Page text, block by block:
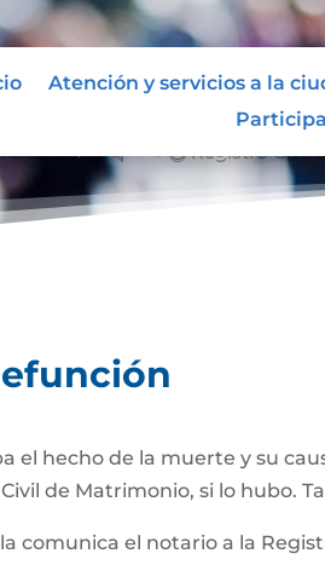
Atención y servicios a la
Participa
el hecho de la muerte y su
de Matrimonio, si lo hubo.
comunica el notario a la